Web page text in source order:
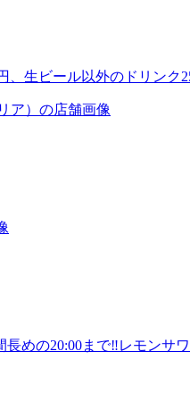
、生ビール以外のドリン
めの20:00まで‼️レモンサ